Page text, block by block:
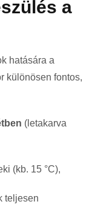
a
hatására a
különösen fontos,
(letakarva
(kb. 15 °C),
teljesen